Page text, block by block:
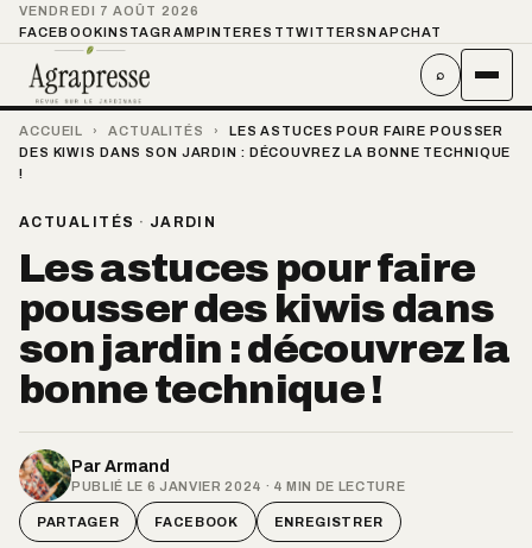
VENDREDI 7 AOÛT 2026
FACEBOOKINSTAGRAMPINTEREST TWITTER SNAPCHAT
⌕
ACCUEIL › ACTUALITÉS ›
LES ASTUCES POUR FAIRE POUSSER
DES KIWIS DANS SON JARDIN : DÉCOUVREZ LA BONNE TECHNIQUE
!
ACTUALITÉS · JARDIN
Les astuces pour faire
pousser des kiwis dans
son jardin : découvrez la
bonne technique !
Par Armand
PUBLIÉ LE 6 JANVIER 2024 · 4 MIN DE LECTURE
PARTAGER FACEBOOK ENREGISTRER